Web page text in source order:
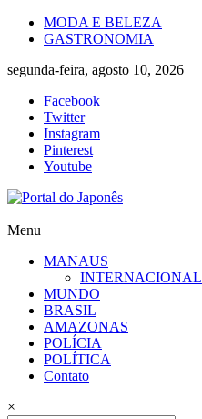
Skip
MODA E BELEZA
GASTRONOMIA
segunda-feira, agosto 10, 2026
Facebook
Twitter
Instagram
Pinterest
Youtube
Portal
Japonês
Japão
mais
perto
Menu
MANAUS
INTERNACIONAL
MUNDO
BRASIL
AMAZONAS
POLÍCIA
POLÍTICA
Contato
×